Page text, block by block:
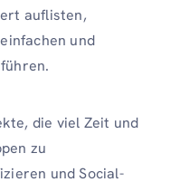
auflisten,
und
die viel Zeit und
zu
und Social-